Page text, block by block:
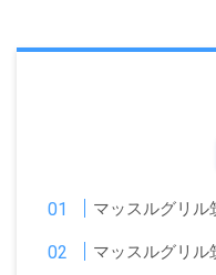
マッスルグリル
マッスルグリル